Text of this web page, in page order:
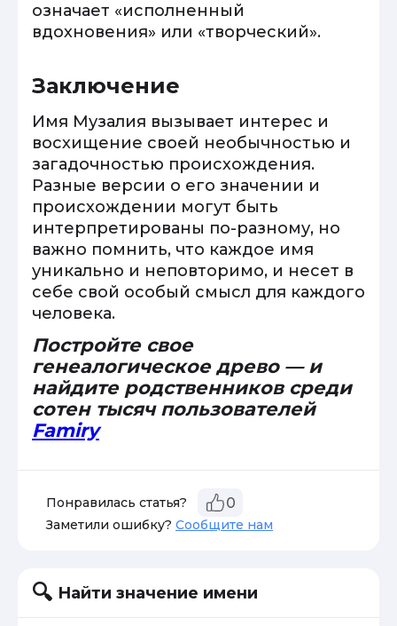
означает «исполненный
вдохновения» или «творческий».
Заключение
Имя Музалия вызывает интерес и
восхищение своей необычностью и
загадочностью происхождения.
Разные версии о его значении и
происхождении могут быть
интерпретированы по-разному, но
важно помнить, что каждое имя
уникально и неповторимо, и несет в
себе свой особый смысл для каждого
человека.
Постройте свое
генеалогическое древо — и
найдите родственников среди
сотен тысяч пользователей
Famiry
Понравилась статья? 0
Заметили ошибку? Сообщите нам
Найти значение имени